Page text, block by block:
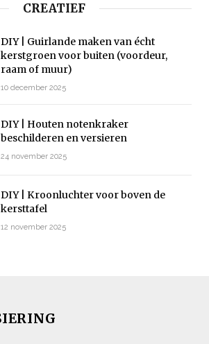
CREATIEF
DIY | Guirlande maken van écht
kerstgroen voor buiten (voordeur,
raam of muur)
10 december 2025
DIY | Houten notenkraker
beschilderen en versieren
24 november 2025
DIY | Kroonluchter voor boven de
kersttafel
12 november 2025